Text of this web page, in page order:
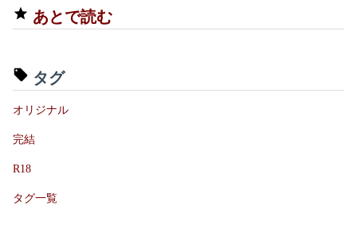
あとで読む
タグ
オリジナル
完結
R18
タグ一覧